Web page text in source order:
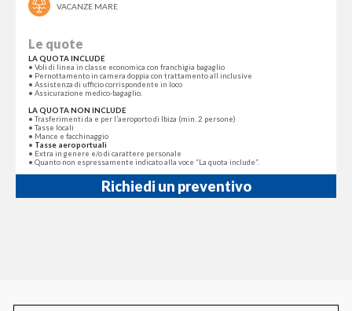
Richiedi un preventivo
VACANZE MARE
Le quote
LA QUOTA INCLUDE
• Voli di linea in classe economica con franchigia bagaglio
• Pernottamento in camera doppia con trattamento all inclusive
• Assistenza di ufficio corrispondente in loco
• Assicurazione medico-bagaglio.
LA QUOTA NON INCLUDE
• Trasferimenti da e per l’aeroporto di Ibiza (min. 2 persone)
• Tasse locali
• Mance e facchinaggio
• Tasse aeroportuali
• Extra in genere e/o di carattere personale
• Quanto non espressamente indicato alla voce “La quota include”.